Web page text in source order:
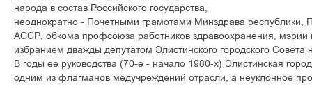
íàðîäà â ñîñòàâ Ðîññèéñêîãî ãîñóäàðñòâà,
íåîäíîêðàòíî - Ïî÷åòíûìè ãðàìîòàìè Ìèíçäðàâà ðåñïóáëèêè,
ÀÑÑÐ, îáêîìà ïðîôñîþçà ðàáîòíèêîâ çäðàâîîõðàíåíèÿ, ìýðèè ã.
èçáðàíèåì äâàæäû äåïóòàòîì Ýëèñòèíñêîãî ãîðîäñêîãî
Â ãîäû åå ðóêîâîäñòâà (70-å - íà÷àëî 1980-õ) Ýëèñòèíñêàÿ
îäíèì èç ôëàãìàíîâ ìåäó÷ðåæäåíèé îòðàñëè, à íåóêëîííîå